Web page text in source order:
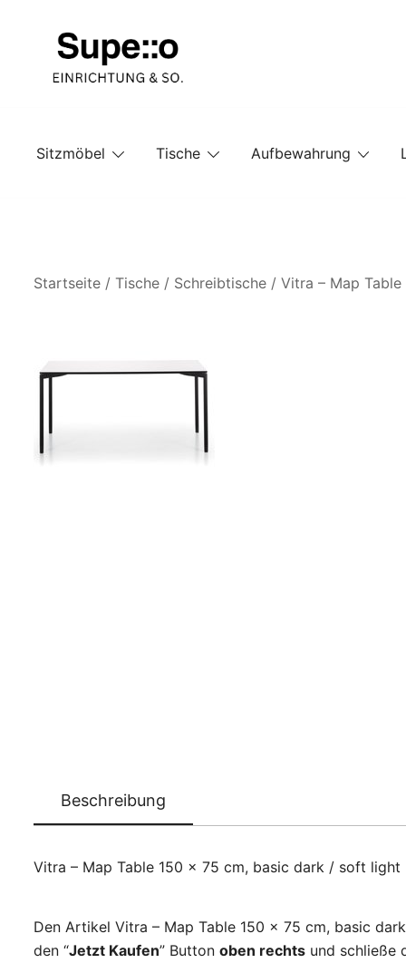
Sitzmöbel
Tische Aufbewahrung
Startseite / Tische / Schreibtische / Vitra – Map
Beschreibung
Vitra – Map Table 150 x 75 cm, basic dark / soft
Den Artikel Vitra – Map Table 150 x 75 cm, basic
den “Jetzt Kaufen” Button oben rechts und schließe